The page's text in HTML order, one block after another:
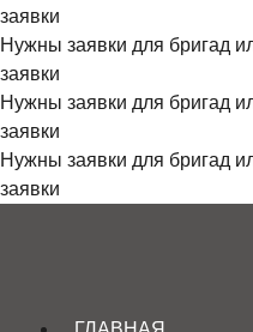
заявки
Нужны заявки для бригад
заявки
Нужны заявки для бригад
заявки
Нужны заявки для бригад
заявки